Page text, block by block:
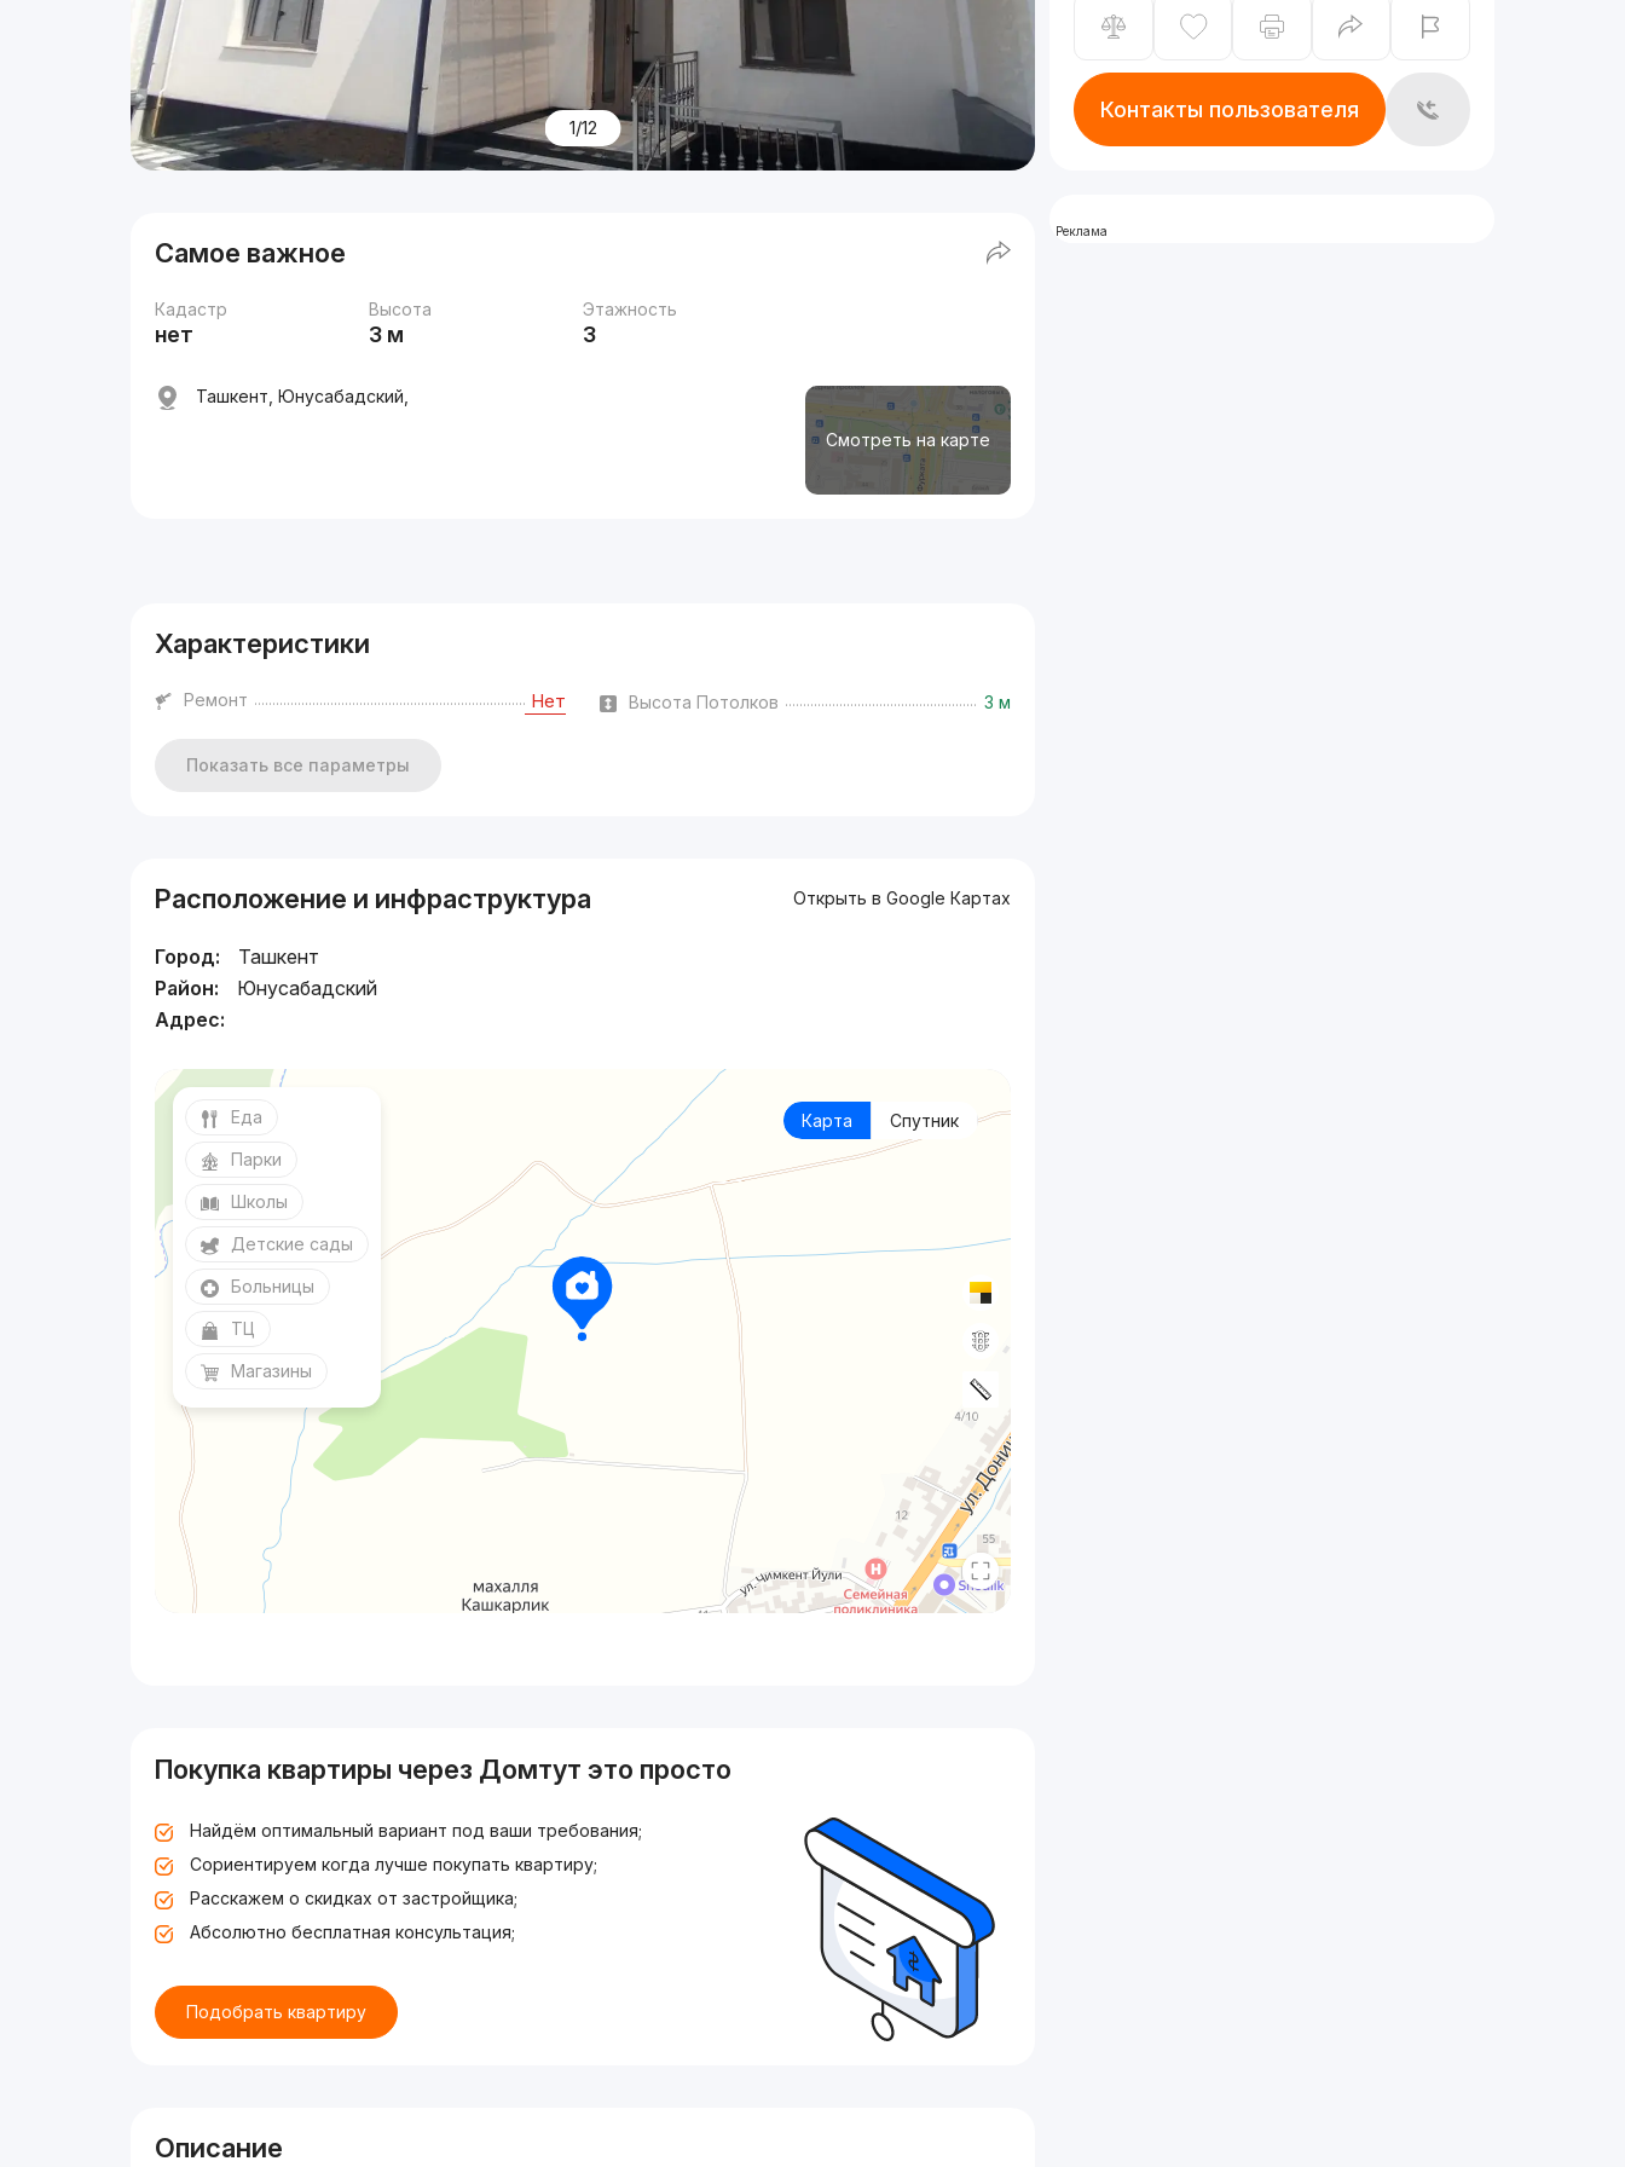
1/12
Самое важное
Кадастр
нет
Высота
3 м
Этажность
3
Смотреть на карте
Ташкент, Юнусабадский,
Характеристики
Ремонт Нет Высота Потолков 3 м
Показать все параметры
Расположение и инфраструктура Открыть в Google Картах
Город:
Ташкент
Район:
Юнусабадский
Адрес:
Карта Спутник
Еда
Парки
Школы
Детские сады
Больницы
ТЦ
Магазины
Покупка квартиры через Домтут это просто
Найдём оптимальный вариант под ваши требования;
Сориентируем когда лучше покупать квартиру;
Расскажем о скидках от застройщика;
Абсолютно бесплатная консультация;
Подобрать квартиру
Описание
Контакты пользователя
Реклама